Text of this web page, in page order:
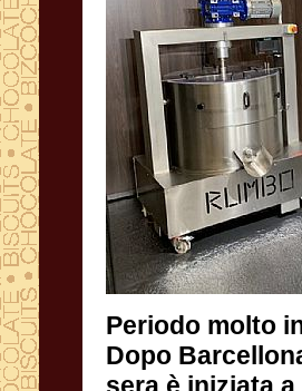
Periodo molto
Dopo
sera è
manifestazione
ovviamente, nel